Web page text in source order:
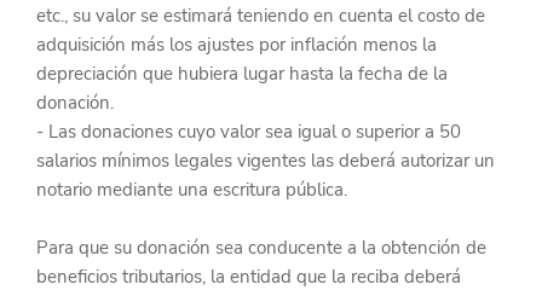
etc., su valor se estimará teniendo en cuenta el costo de
adquisición más los ajustes por inflación menos la
depreciación que hubiera lugar hasta la fecha de la
donación.
- Las donaciones cuyo valor sea igual o superior a 50
salarios mínimos legales vigentes las deberá autorizar un
notario mediante una escritura pública.
Para que su donación sea conducente a la obtención de
beneficios tributarios, la entidad que la reciba deberá